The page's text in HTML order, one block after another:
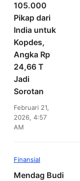
105.000
Pikap dari
India untuk
Kopdes,
Angka Rp
24,66 T
Jadi
Sorotan
Februari 21,
2026, 4:57
AM
Finansial
Mendag Budi